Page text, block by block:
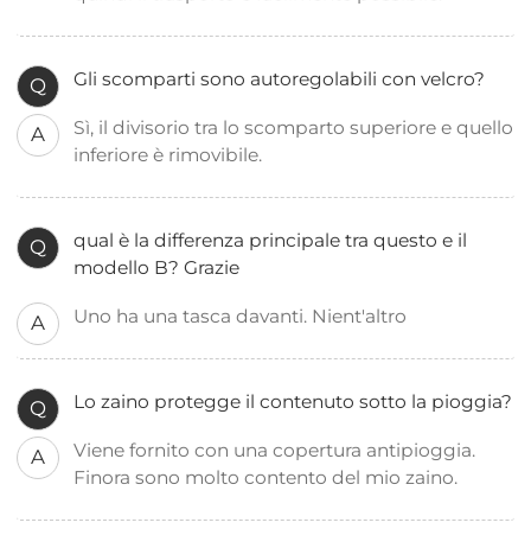
Q Gli scomparti sono autoregolabili con velcro?
A
Sì, il divisorio tra lo scomparto superiore e quello
inferiore è rimovibile.
Q
qual è la differenza principale tra questo e il
modello B? Grazie
A Uno ha una tasca davanti. Nient'altro
Q Lo zaino protegge il contenuto sotto la pioggia?
A
Viene fornito con una copertura antipioggia.
Finora sono molto contento del mio zaino.